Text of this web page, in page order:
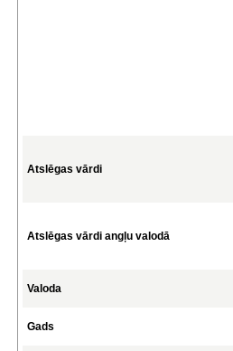
Atslēgas vārdi
Atslēgas vārdi angļu valodā
Valoda
Gads